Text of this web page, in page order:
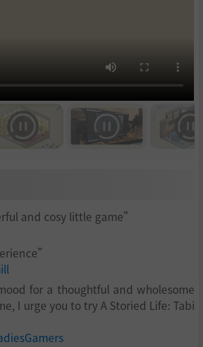
and cosy little game”
for a thoughtful and wholesome
I urge you to try A Storied Life: Tabi